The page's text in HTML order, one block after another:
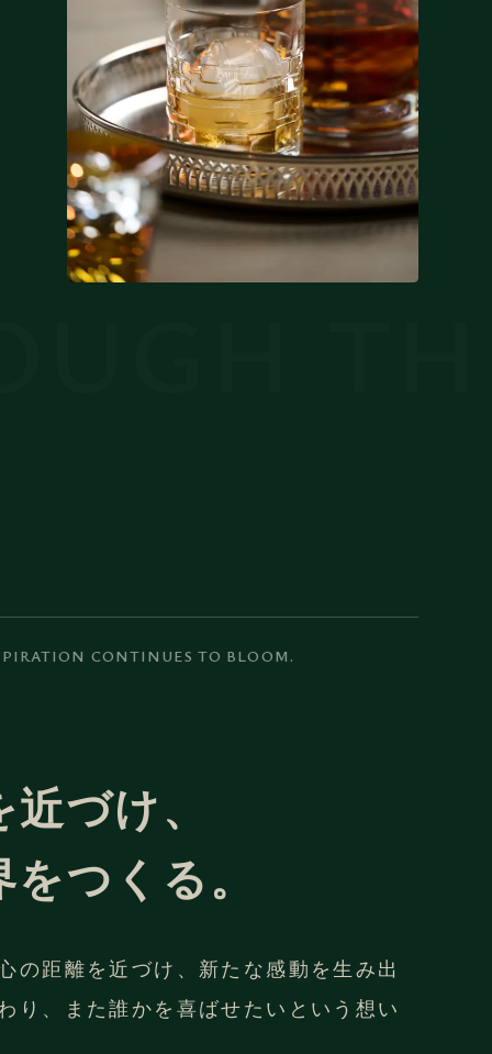
CONTINUES TO BLOOM.
づけ、
つくる。
の距離を近づけ、新たな感動を生み出
り、また誰かを喜ばせたいという想い